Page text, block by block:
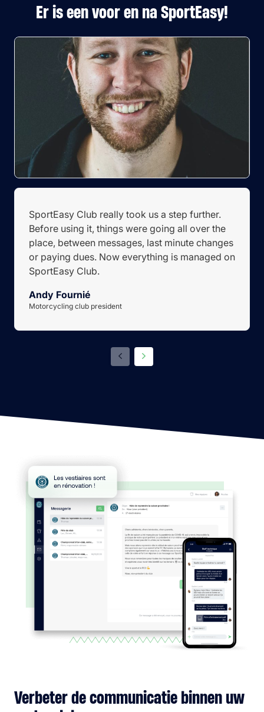
Er is een voor en na SportEasy!
SportEasy Club really took us a step further.
Before using it, things were going all over the
place, between messages, last minute changes
or paying dues. Now everything is managed on
SportEasy Club.
Andy Fournié
Motorcycling club president
Verbeter de communicatie binnen uw